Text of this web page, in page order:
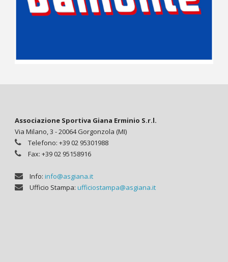
Associazione Sportiva Giana Erminio S.r.l.
Via Milano, 3 - 20064 Gorgonzola (MI)
Telefono: +39 02 95301988
Fax: +39 02 95158916
Info: info@asgiana.it
Ufficio Stampa: ufficiostampa@asgiana.it